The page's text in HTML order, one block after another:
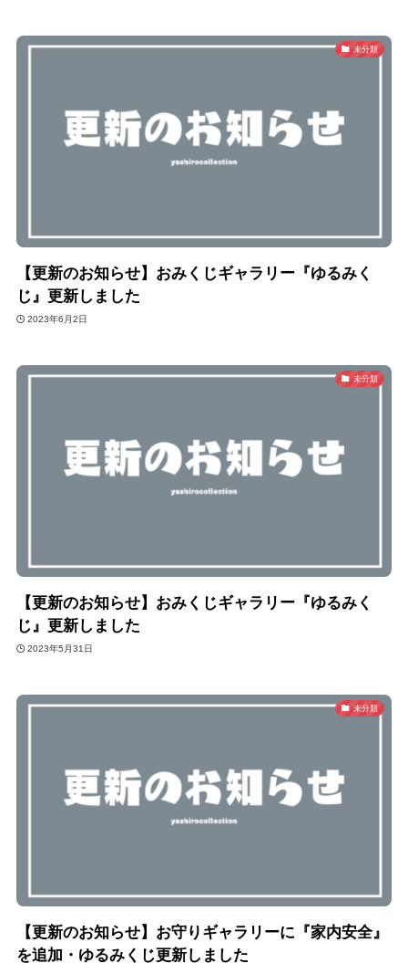
未分類
【更新のお知らせ】おみくじギャラリー『ゆるみく
じ』更新しました
2023年6月2日
未分類
【更新のお知らせ】おみくじギャラリー『ゆるみく
じ』更新しました
2023年5月31日
未分類
【更新のお知らせ】お守りギャラリーに『家内安全』
を追加・ゆるみくじ更新しました